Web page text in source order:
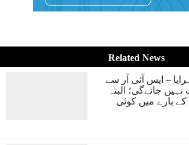
Related News
– ایس آئی آر سے
جائےگی؛ البتہ
بارے میں کوئی